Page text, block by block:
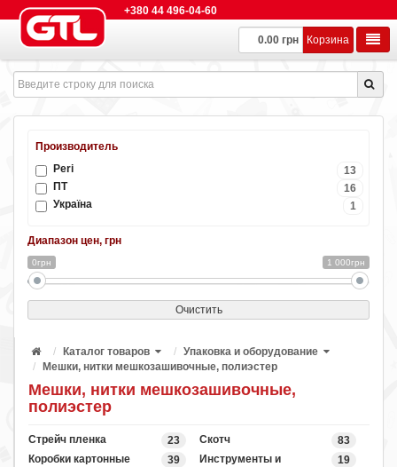
+380 44 496-04-60
0.00 грн Корзина
Производитель
13
Peri
16
ПТ
1
Україна
Диапазон цен, грн
0грн 1 000грн
Очистить
Каталог товаров
Упаковка и оборудование
Мешки, нитки мешкозашивочные, полиэстер
Мешки, нитки мешкозашивочные,
полиэстер
23
Стрейч пленка 83
Скотч
39
Коробки картонные 19
Инструменты и